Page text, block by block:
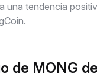
una tendencia
de MONG